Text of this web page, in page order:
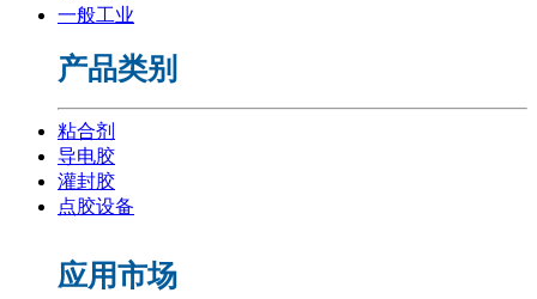
一般工业
产品类别
粘合剂
导电胶
灌封胶
点胶设备
应用市场